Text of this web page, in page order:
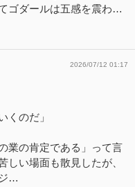
ゴダールは五感を震わ…
2026/07/12 01:17
くのだ」
業の肯定である」って言
しい場面も散見したが、
…